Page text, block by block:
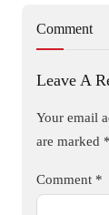
Comment
Leave A
Your email
are marked *
Comment *